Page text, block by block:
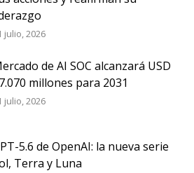
julio, 2026
de AI SOC alcanzará USD
millones para 2031
julio, 2026
5.6 de OpenAI: la nueva serie
Terra y Luna